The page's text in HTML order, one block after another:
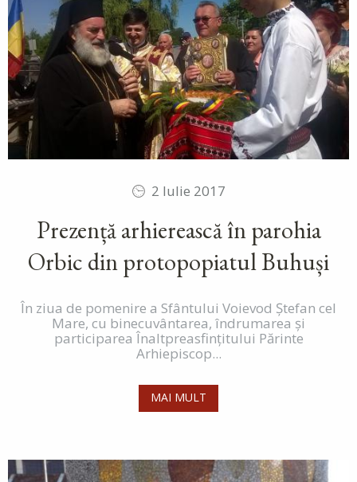
2 Iulie 2017
Prezență arhierească în parohia
Orbic din protopopiatul Buhuși
În ziua de pomenire a Sfântului Voievod Ștefan cel
Mare, cu binecuvântarea, îndrumarea și
participarea Înaltpreasfințitului Părinte
Arhiepiscop...
MAI MULT